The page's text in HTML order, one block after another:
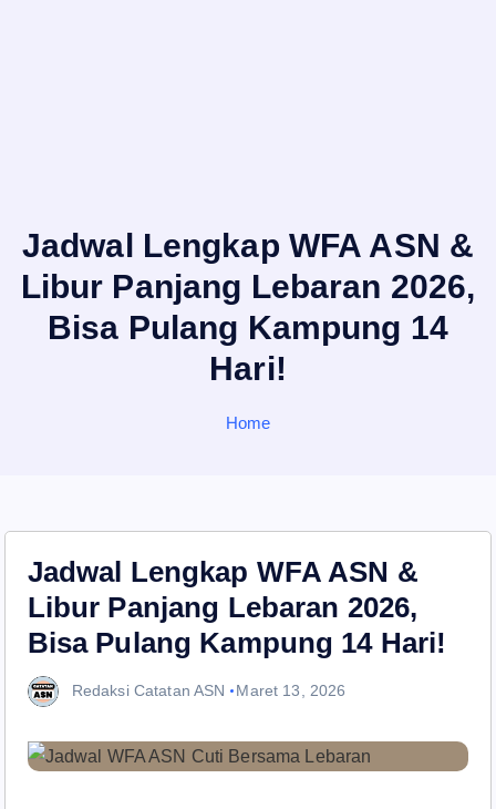
Jadwal Lengkap WFA ASN &
Libur Panjang Lebaran 2026,
Bisa Pulang Kampung 14
Hari!
Home
Jadwal Lengkap WFA ASN &
Libur Panjang Lebaran 2026,
Bisa Pulang Kampung 14 Hari!
Redaksi Catatan ASN Maret 13, 2026